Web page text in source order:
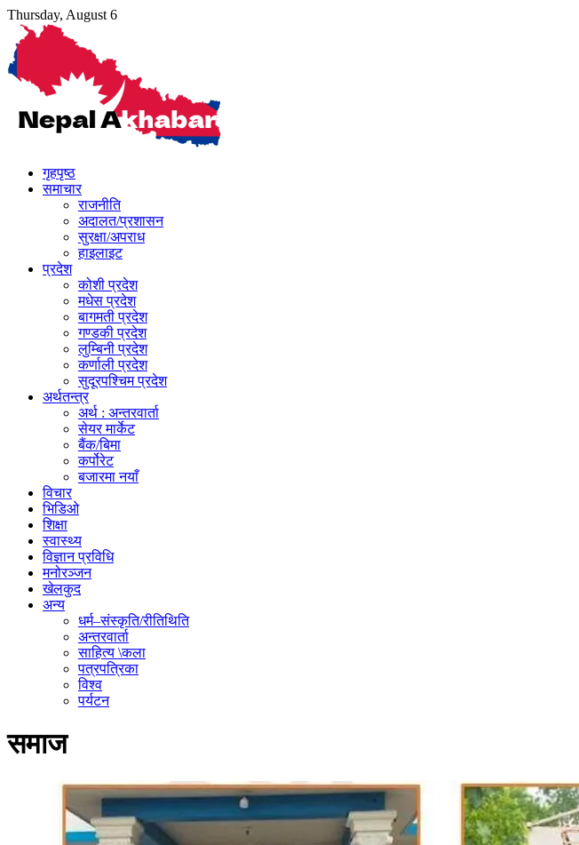
Skip
content
Thursday, August 6
गृहपृष्ठ
समाचार
राजनीति
अदालत/प्रशासन
सुरक्षा/अपराध
हाइलाइट
प्रदेश
कोशी प्रदेश
मधेस प्रदेश
बागमती प्रदेश
गण्डकी प्रदेश
लुम्बिनी प्रदेश
कर्णाली प्रदेश
सुदूरपश्चिम प्रदेश
अर्थतन्त्र
अर्थ : अन्तरवार्ता
सेयर मार्केट
बैंक/बिमा
कर्पोरेट
बजारमा नयाँ
विचार
भिडिओ
शिक्षा
स्वास्थ्य
विज्ञान प्रविधि
मनोरञ्जन
खेलकुद
अन्य
धर्म–संस्कृति/रीतिथिति
अन्तरवार्ता
साहित्य \कला
पत्रपत्रिका
विश्व
पर्यटन
समाज